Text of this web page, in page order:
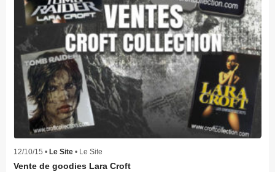
12/10/15 • Le Site • Le Site
Vente de goodies Lara Croft